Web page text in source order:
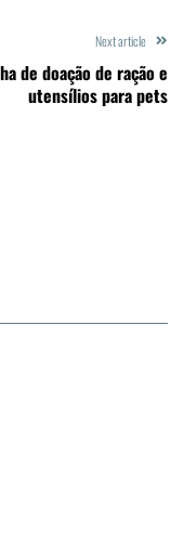
Next article
de doação de ração e
utensílios para pets